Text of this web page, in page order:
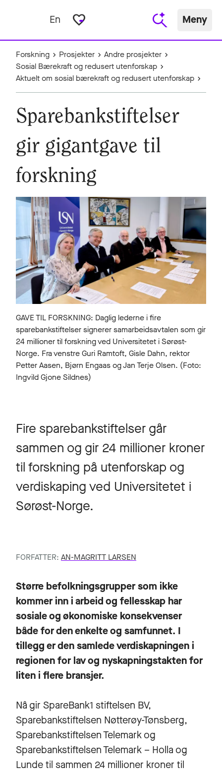
En favorite_border Meny
Forskning Prosjekter
Andre prosjekter
Sosial Bærekraft og redusert utenforskap
Aktuelt om sosial bærekraft og redusert utenforskap
Sparebankstiftelser
gir gigantgave til
forskning
GAVE TIL FORSKNING: Daglig lederne i fire
sparebankstiftelser signerer samarbeidsavtalen som gir
24 millioner til forskning ved Universitetet i Sørøst-
Norge. Fra venstre Guri Ramtoft, Gisle Dahn, rektor
Petter Aasen, Bjørn Engaas og Jan Terje Olsen. (Foto:
Ingvild Gjone Sildnes)
Fire sparebankstiftelser går
sammen og gir 24 millioner kroner
til forskning på utenforskap og
verdiskaping ved Universitetet i
Sørøst-Norge.
FORFATTER: AN-MAGRITT LARSEN
Større befolkningsgrupper som ikke
kommer inn i arbeid og fellesskap har
sosiale og økonomiske konsekvenser
både for den enkelte og samfunnet. I
tillegg er den samlede verdiskapningen i
regionen for lav og nyskapningstakten for
liten i flere bransjer.
Nå gir SpareBank1 stiftelsen BV,
Sparebankstiftelsen Nøtterøy-Tønsberg,
Sparebankstiftelsen Telemark og
Sparebankstiftelsen Telemark – Holla og
Lunde til sammen 24 millioner kroner til